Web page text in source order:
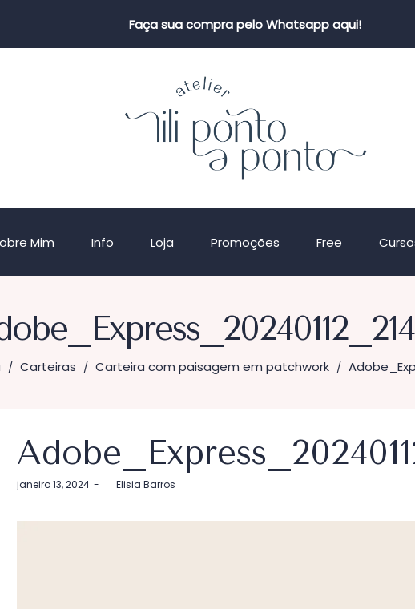
Faça sua compra pelo Whatsapp aqui!
Mim Info Loja Promoções Free
/ Carteiras / Carteira com paisagem em patchwork /
Postado
janeiro 13, 2024 byElisia Barros